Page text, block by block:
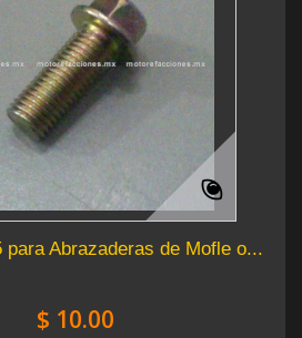
para Abrazaderas de Mofle o...
$ 10.00